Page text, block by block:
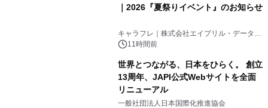
｜2026『夏祭りイベント』のお知らせ
キャラフレ｜株式会社エイプリル・データ・
デザインズ
11時間前
世界とつながる、日本をひらく。 創立
13周年、JAPI公式Webサイトを全面
リニューアル
一般社団法人日本国際化推進協会